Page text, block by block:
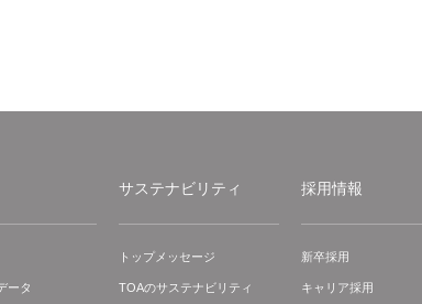
ータ
サステナビリティ
トップメッセージ
TOAのサステナビリティ
採用情報
新卒採用
キャリア採用